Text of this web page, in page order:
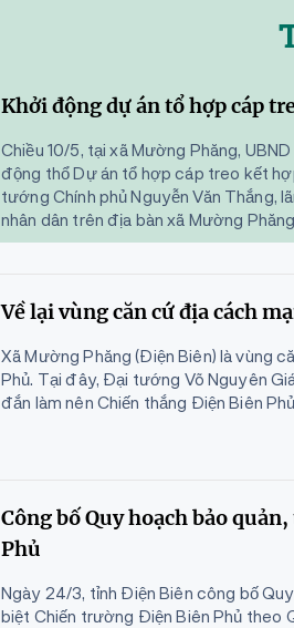
Khởi động dự án tổ hợp cáp
Chiều 10/5, tại xã Mường Phăng,
động thổ Dự án tổ hợp cáp treo kết
tướng Chính phủ Nguyễn Văn Thắng,
nhân dân trên địa bàn xã Mường
Về lại vùng căn cứ địa cách
Xã Mường Phăng (Điện Biên) là vùng
Phủ. Tại đây, Đại tướng Võ Nguyên
đắn làm nên Chiến thắng Điện Biên
Công bố Quy hoạch bảo
Phủ
Ngày 24/3, tỉnh Điện Biên công bố
biệt Chiến trường Điện Biên Phủ theo